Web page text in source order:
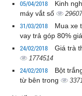
05/04/2018
Kinh
máy vắt sổ
31/03/2018
Mua xe
vay trả góp 80%
24/02/2018 Giá trà
1774514
24/02/2018
Bột
từ bên trong